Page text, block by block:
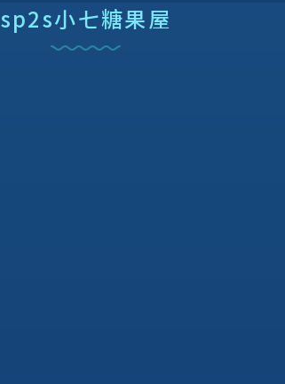
sp2s小七糖果屋